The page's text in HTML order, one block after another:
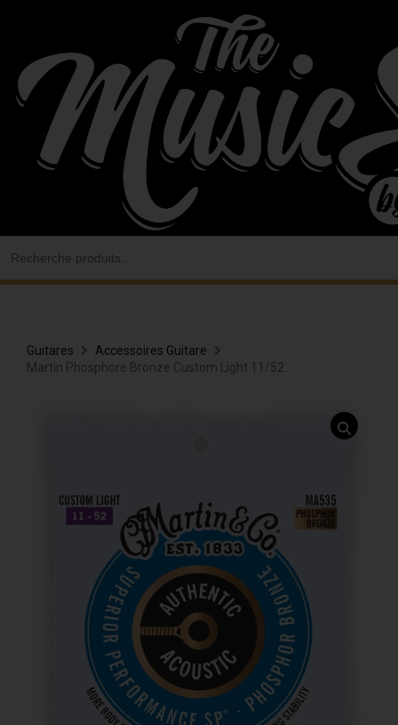
contenu
Guitares
Accessoires Guitare
Martin Phosphore Bronze Custom Light 11/52